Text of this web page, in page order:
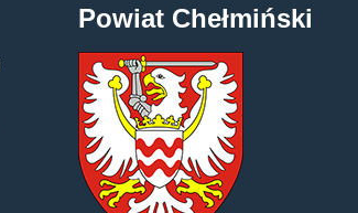
Powiat Chełmiński